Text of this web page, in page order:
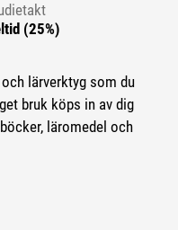
(25%)
lärverktyg som du
bruk köps in av dig
läromedel och